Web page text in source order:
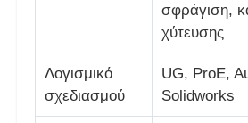
Σχετικά με εμάς
Γύρος εργοστασίων
σφράγιση,
χύτευσης
Λογισμικό
σχεδιασμού
UG, ProE,
Solidworks